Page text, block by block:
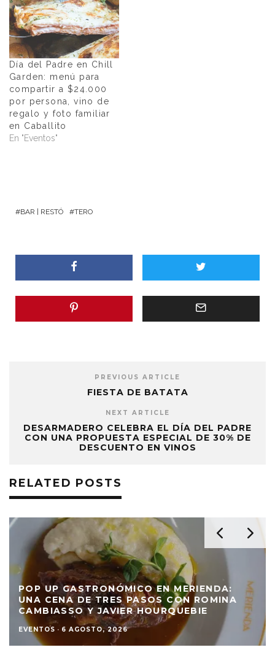
Día del Padre en Chill
Garden: menú para
compartir a $24.000
por persona, vino de
regalo y foto familiar
en Caballito
En "Eventos"
BAR | RESTÓ TERO
PREVIOUS ARTICLE
FIESTA DE BATATA
NEXT ARTICLE
DESARMADERO CELEBRA EL DÍA DEL PADRE
CON UNA PROPUESTA ESPECIAL DE 30% DE
DESCUENTO EN VINOS
RELATED POSTS
POP UP GASTRONÓMICO EN MERIENDA:
UNA CENA DE TRES PASOS CON ROMINA
CAMBIASSO Y JAVIER HOURQUEBIE
EVENTOS · 6 AGOSTO, 2026